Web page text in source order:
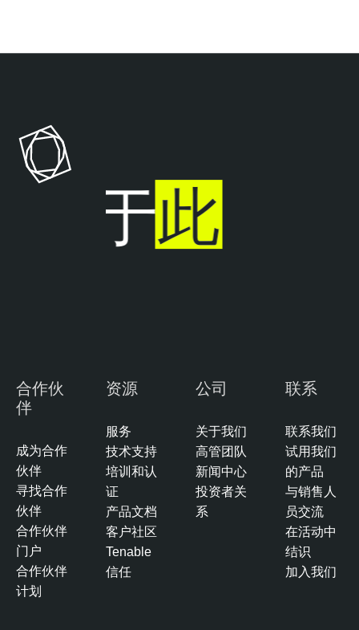
a
b
l
r
y
T
e
n
a
b
l
e
于此
合作伙
伴
成为合作
伙伴
寻找合作
伙伴
合作伙伴
门户
合作伙伴
计划
资源
服务
技术支持
培训和认
证
产品文档
客户社区
Tenable
信任
公司
关于我们
高管团队
新闻中心
投资者关
系
联系
联系我们
试用我们
的产品
与销售人
员交流
在活动中
结识
加入我们